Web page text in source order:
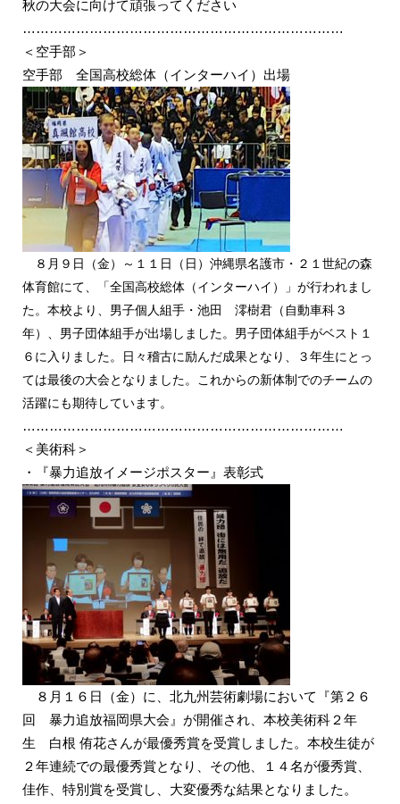
秋の大会に向けて頑張ってください
………………………………………………………………
＜空手部＞
空手部 全国高校総体（インターハイ）出場
８月９日（金）～１１日（日）沖縄県名護市・２１世紀の森
体育館にて、「全国高校総体（インターハイ）」が行われまし
た。本校より、男子個人組手・池田 澪樹君（自動車科３
年）、男子団体組手が出場しました。男子団体組手がベスト１
６に入りました。日々稽古に励んだ成果となり、３年生にとっ
ては最後の大会となりました。これからの新体制でのチームの
活躍にも期待しています。
………………………………………………………………
＜美術科＞
・『暴力追放イメージポスター』表彰式
８月１６日（金）に、北九州芸術劇場において『第２６
回 暴力追放福岡県大会』が開催され、本校美術科２年
生 白根 侑花さんが最優秀賞を受賞しました。本校生徒が
２年連続での最優秀賞となり、その他、１４名が優秀賞、
佳作、特別賞を受賞し、大変優秀な結果となりました。